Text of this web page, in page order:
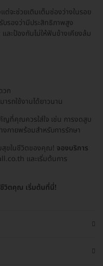
ต่จะช่วยเติมเต็มช่องว่างในรอย
รองว่ามีประสิทธิภาพสูง
ละป้องกันไม่ให้ฟันข้างเคียงล้ม
วก
รถใช้งานได้ยาวนาน
ญที่คุณควรใส่ใจ เช่น การงดสูบ
กายพร้อมสำหรับการรักษา
สุขในชีวิตของคุณ! จองบริการ
และเริ่มต้นการ
วิตคุณ เริ่มต้นที่นี่!